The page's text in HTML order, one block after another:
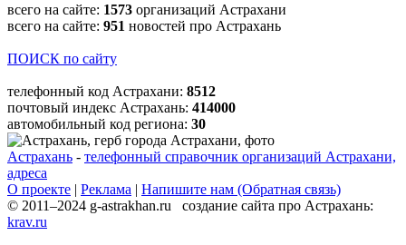
всего на сайте: 1573 организаций Астрахани
всего на сайте: 951 новостей про Астрахань
ПОИСК по сайту
телефонный код Астрахани: 8512
почтовый индекс Астрахань: 414000
автомобильный код региона: 30
Астрахань - телефонный справочник организаций Астрахани,
адреса
О проекте | Реклама | Напишите нам (Обратная связь)
© 2011–2024 g-astrakhan.ru создание сайта про Астрахань:
krav.ru